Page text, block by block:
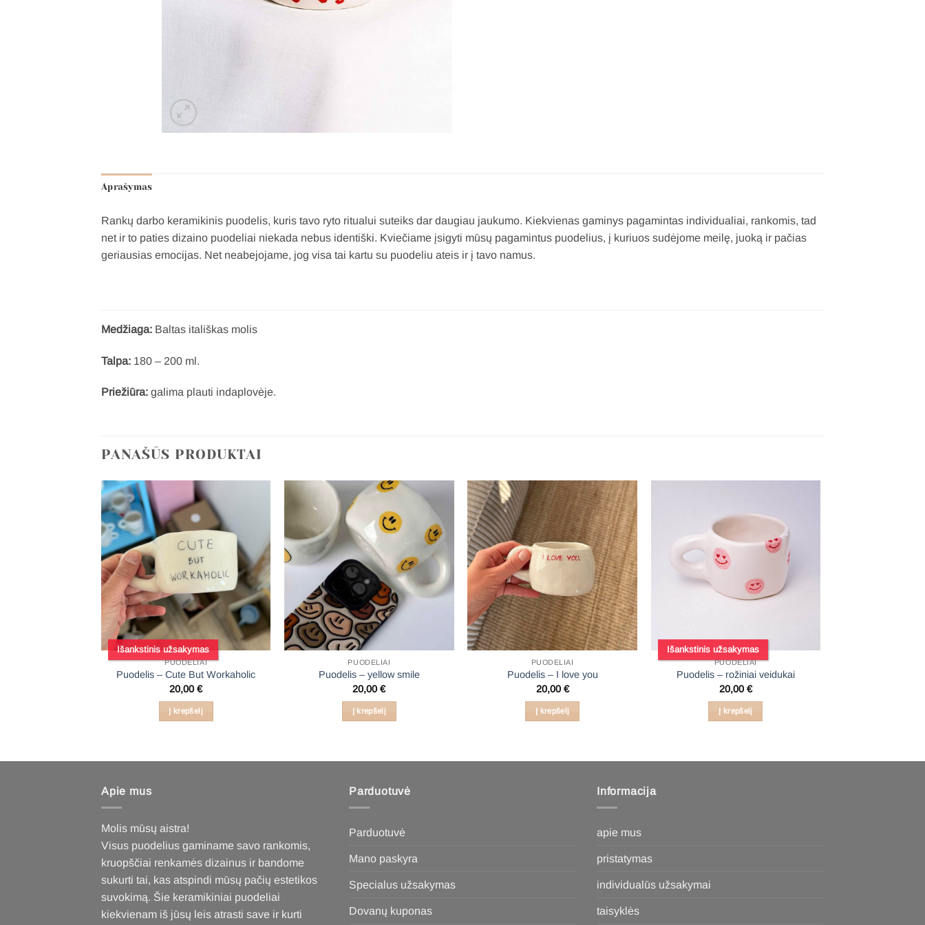
Aprašymas
Rankų darbo keramikinis puodelis, kuris tavo ryto ritualui suteiks dar daugiau jaukumo. Kiekvienas gaminys pagamintas individualiai, rankomis, tad
net ir to paties dizaino puodeliai niekada nebus identiški. Kviečiame įsigyti mūsų pagamintus puodelius, į kuriuos sudėjome meilę, juoką ir pačias
geriausias emocijas. Net neabejojame, jog visa tai kartu su puodeliu ateis ir į tavo namus.
Medžiaga: Baltas itališkas molis
Talpa: 180 – 200 ml.
Priežiūra: galima plauti indaplovėje.
PANAŠŪS PRODUKTAI
PUODELIAI
Išankstinis užsakymas
Puodelis – Cute But Workaholic
20,00€
Į krepšelį
PUODELIAI
Puodelis – yellow smile
20,00€
Į krepšelį
PUODELIAI
Puodelis – I love you
20,00 €
Į krepšelį
PUODELIAI
Išankstinis užsakymas
Puodelis – rožiniai veidukai
20,00 €
Į krepšelį
Apie mus
Molis mūsų aistra!
Visus puodelius gaminame savo rankomis,
kruopščiai renkamės dizainus ir bandome
sukurti tai, kas atspindi mūsų pačių estetikos
suvokimą. Šie keramikiniai puodeliai
kiekvienam iš jūsų leis atrasti save ir kurti
Parduotuvė
Parduotuvė
Mano paskyra
Specialus užsakymas
Dovanų kuponas
Informacija
apie mus
pristatymas
individualūs užsakymai
taisyklės